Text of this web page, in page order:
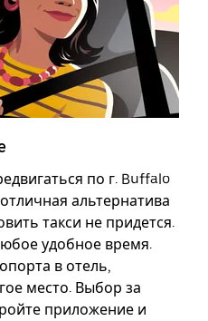
по г. Buffalo
альтернатива
такси не придется.
удобное время.
в отель,
место. Выбор за
приложение и